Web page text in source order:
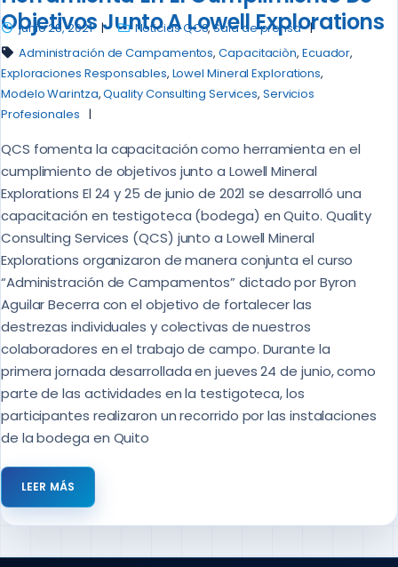
Objetivos Junto A Lowell Explorations
junio 28, 2021 Noticias QCS,Sala de prensa
Administración de Campamentos,Capacitaciòn, Ecuador,
Exploraciones Responsables, Lowel Mineral Explorations,
Modelo Warintza,Quality Consulting Services, Servicios
Profesionales
QCS fomenta la capacitación como herramienta en el
cumplimiento de objetivos junto a Lowell Mineral
Explorations El 24 y 25 de junio de 2021 se desarrolló una
capacitación en testigoteca (bodega) en Quito. Quality
Consulting Services (QCS) junto a Lowell Mineral
Explorations organizaron de manera conjunta el curso
“Administración de Campamentos” dictado por Byron
Aguilar Becerra con el objetivo de fortalecer las
destrezas individuales y colectivas de nuestros
colaboradores en el trabajo de campo. Durante la
primera jornada desarrollada en jueves 24 de junio, como
parte de las actividades en la testigoteca, los
participantes realizaron un recorrido por las instalaciones
de la bodega en Quito
LEER MÁS